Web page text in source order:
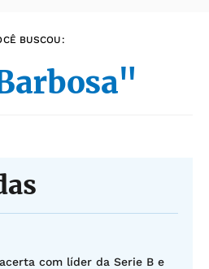
BUSCOU:
com líder da Serie B e